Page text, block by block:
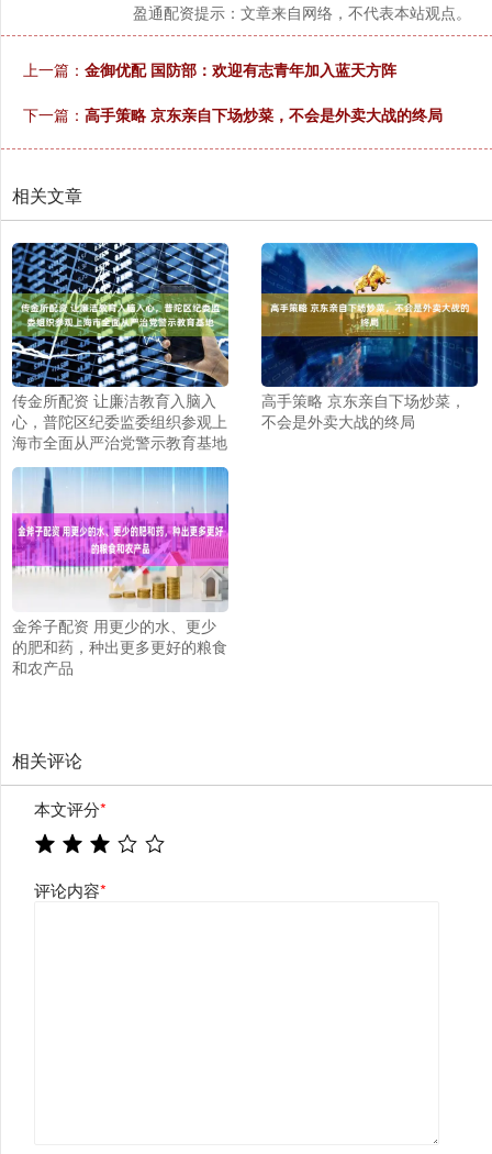
盈通配资提示：文章来自网络，不代表本站观点。
上一篇： 金御优配 国防部：欢迎有志青年加入蓝天方阵
下一篇： 高手策略 京东亲自下场炒菜，不会是外卖大战的终局
相关文章
传金所配资 让廉洁教育入脑入
心，普陀区纪委监委组织参观上
海市全面从严治党警示教育基地
高手策略 京东亲自下场炒菜，
不会是外卖大战的终局
金斧子配资 用更少的水、更少
的肥和药，种出更多更好的粮食
和农产品
相关评论
本文评分*
评论内容*